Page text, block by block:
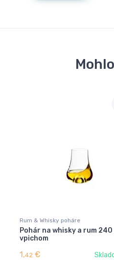
Rum & Whisky poháre
Pohár na whisky a rum 240
vpichom
1,42 €